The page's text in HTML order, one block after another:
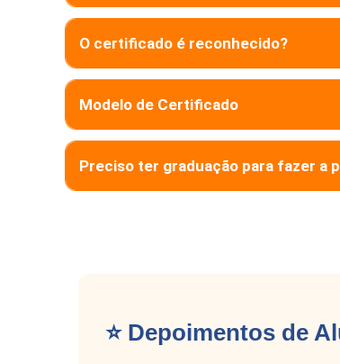
O certificado é reconhecido?
Modelo de Certificado
Preciso ter graduação para fazer a
⭐ Depoimentos de